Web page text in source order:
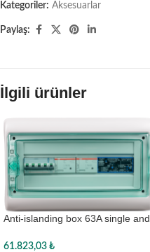
Kategoriler: Aksesuarlar
Paylaş:
İlgili ürünler
Anti-islanding box 63A single and
61.823,03 ₺